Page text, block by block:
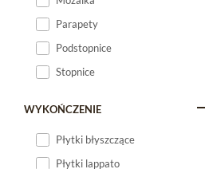
Parapety
Podstopnice
Stopnice
WYKOŃCZENIE
Płytki błyszczące
Płytki lappato